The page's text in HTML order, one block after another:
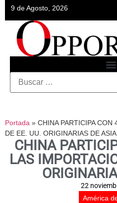
9 de Agosto, 2026
Portada » CHINA PARTICIPA CON
DE EE. UU. ORIGINARIAS DE ASIA
CHINA
LAS
22
América